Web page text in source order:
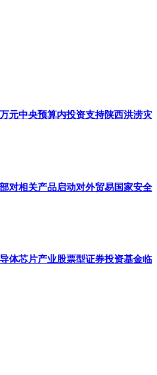
元中央预算内投资支持陕西洪涝灾
对相关产品启动对外贸易国家安全
体芯片产业股票型证券投资基金临